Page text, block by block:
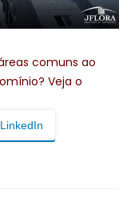
comuns ao
Veja o
LinkedIn